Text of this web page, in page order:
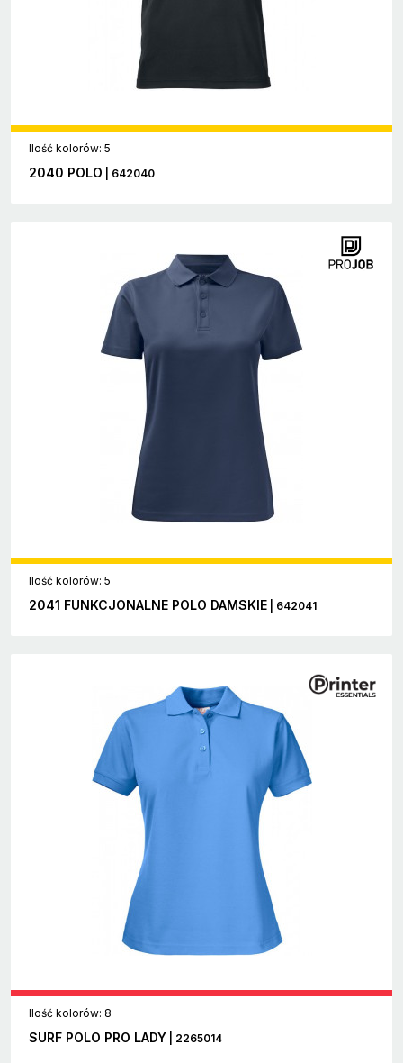
Ilość kolorów: 5
2040 POLO | 642040
Ilość kolorów: 5
2041 FUNKCJONALNE POLO DAMSKIE | 642041
Ilość kolorów: 8
SURF POLO PRO LADY | 2265014